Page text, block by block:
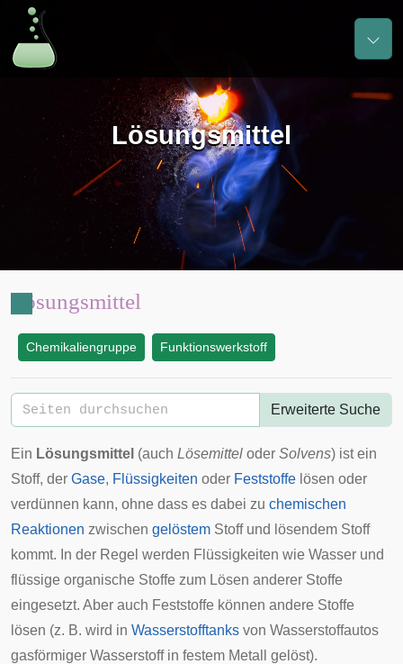
Lösungsmittel
Lösungsmittel
Chemikaliengruppe Funktionswerkstoff
Erweiterte Suche
Ein Lösungsmittel (auch Lösemittel oder Solvens) ist ein
Stoff, der Gase, Flüssigkeiten oder Feststoffe lösen oder
verdünnen kann, ohne dass es dabei zu chemischen
Reaktionen zwischen gelöstem Stoff und lösendem Stoff
kommt. In der Regel werden Flüssigkeiten wie Wasser und
flüssige organische Stoffe zum Lösen anderer Stoffe
eingesetzt. Aber auch Feststoffe können andere Stoffe
lösen (z. B. wird in Wasserstofftanks von Wasserstoffautos
gasförmiger Wasserstoff in festem Metall gelöst).